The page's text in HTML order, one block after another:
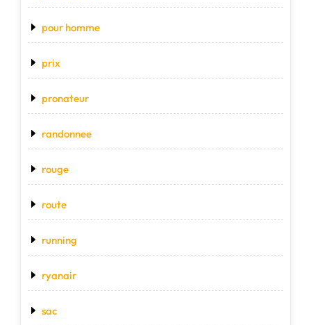
pour homme
prix
pronateur
randonnee
rouge
route
running
ryanair
sac